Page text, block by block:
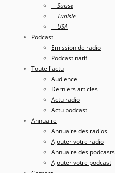
Suisse
Tunisie
USA
Podcast
Emission de radio
Podcast natif
Toute l'actu
Audience
Derniers articles
Actu radio
Actu podcast
Annuaire
Annuaire des radios
Ajouter votre radio
Annuaire des podcasts
Ajouter votre podcast